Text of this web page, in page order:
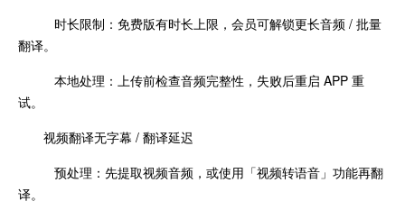
时长限制：免费版有时长上限，会员可解锁更长音频 / 批量
翻译。
本地处理：上传前检查音频完整性，失败后重启 APP 重
试。
视频翻译无字幕 / 翻译延迟
预处理：先提取视频音频，或使用「视频转语音」功能再翻
译。